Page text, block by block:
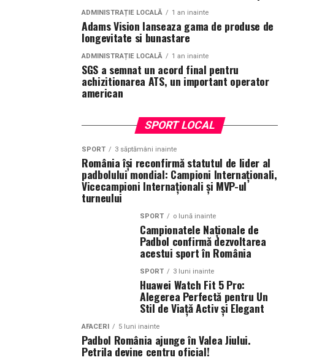
ADMINISTRAȚIE LOCALĂ 1 an inainte
Adams Vision lanseaza gama de produse de
longevitate si bunastare
ADMINISTRAȚIE LOCALĂ 1 an inainte
SGS a semnat un acord final pentru
achizitionarea ATS, un important operator
american
SPORT LOCAL
SPORT 3 săptămâni inainte
România își reconfirmă statutul de lider al
padbolului mondial: Campioni Internaționali,
Vicecampioni Internaționali și MVP-ul
turneului
SPORT o lună inainte
Campionatele Naționale de
Padbol confirmă dezvoltarea
acestui sport în România
SPORT 3 luni inainte
Huawei Watch Fit 5 Pro:
Alegerea Perfectă pentru Un
Stil de Viață Activ și Elegant
AFACERI 5 luni inainte
Padbol România ajunge în Valea Jiului.
Petrila devine centru oficial!